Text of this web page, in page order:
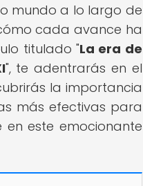
mundo a lo largo de
cada avance ha
titulado "La era de
", te adentrarás en el
la importancia
más efectivas para
en este emocionante